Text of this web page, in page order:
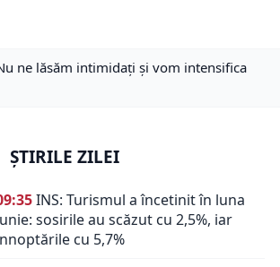
ne lăsăm intimidați și vom intensifica
ȘTIRILE ZILEI
INS: Turismul a încetinit în luna
sosirile au scăzut cu 2,5%, iar
cu 5,7%